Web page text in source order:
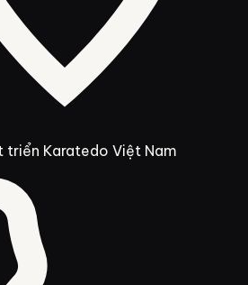
triển Karatedo Việt Nam